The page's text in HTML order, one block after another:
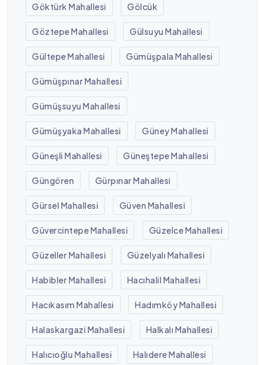
Göktürk Mahallesi Gölcük
Göztepe Mahallesi Gülsuyu Mahallesi
Gültepe Mahallesi Gümüşpala Mahallesi
Gümüşpınar Mahallesi
Gümüşsuyu Mahallesi
Gümüşyaka Mahallesi Güney Mahallesi
Güneşli Mahallesi Güneştepe Mahallesi
Güngören Gürpınar Mahallesi
Gürsel Mahallesi Güven Mahallesi
Güvercintepe Mahallesi Güzelce Mahallesi
Güzeller Mahallesi Güzelyalı Mahallesi
Habibler Mahallesi Hacıhalil Mahallesi
Hacıkasım Mahallesi Hadımköy Mahallesi
Halaskargazi Mahallesi Halkalı Mahallesi
Halıcıoğlu Mahallesi Halıdere Mahallesi